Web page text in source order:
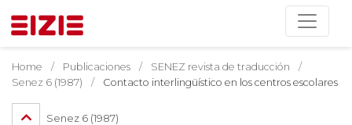
Home Publicaciones
SENEZ revista de traducción
Senez 6 (1987)
Contacto interlingüístico en los centros escolares
Senez 6 (1987)